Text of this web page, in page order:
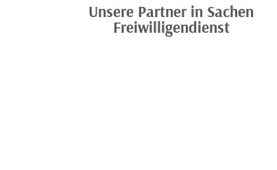
Unsere Partner in Sachen
Freiwilligendienst